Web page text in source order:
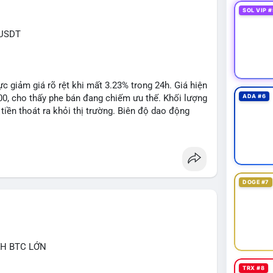
giảm giá rõ rệt khi mất 3.23% trong 24h. Giá hiện
cho thấy phe bán đang chiếm ưu thế. Khối lượng
thoát ra khỏi thị trường. Biên độ dao động
TP2: $6.2800
nghị tối đa 2-3% tổng vốn, đặt SL cứng ngay
biến động bất thường.
BTC LỚN
SOL VIP
ADA #6
DOGE #7
TRX #8